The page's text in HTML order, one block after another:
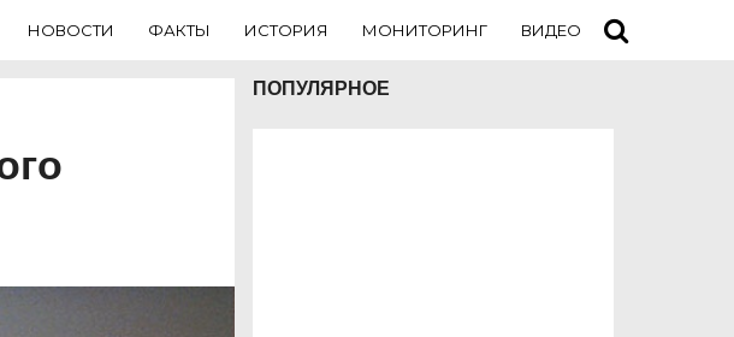
НОВОСТИ ФАКТЫ ИСТОРИЯ МОНИТОРИНГ ВИДЕО ТУРИСТАМ
ПОПУЛЯРНОЕ